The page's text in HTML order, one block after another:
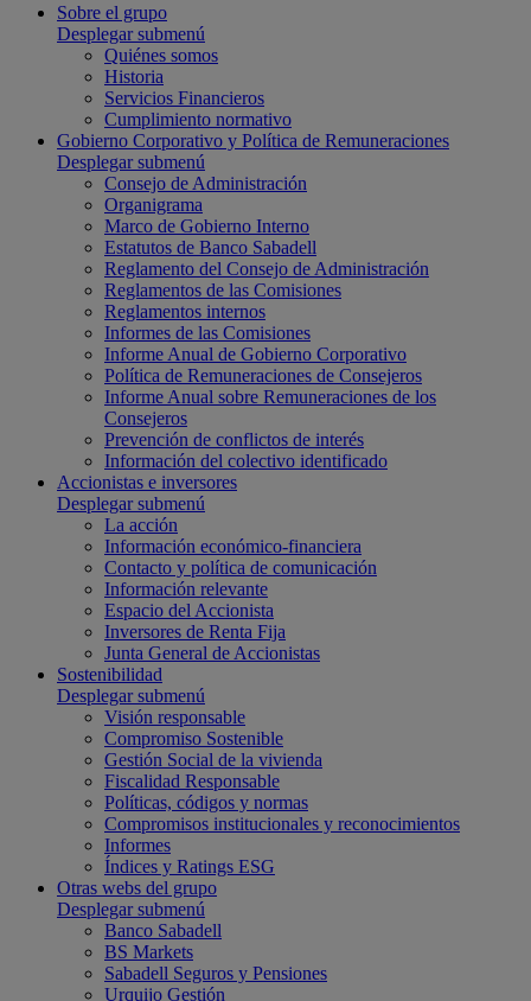
Sobre el grupo
Desplegar submenú
Quiénes somos
Historia
Servicios Financieros
Cumplimiento normativo
Gobierno Corporativo y Política de Remuneraciones
Desplegar submenú
Consejo de Administración
Organigrama
Marco de Gobierno Interno
Estatutos de Banco Sabadell
Reglamento del Consejo de Administración
Reglamentos de las Comisiones
Reglamentos internos
Informes de las Comisiones
Informe Anual de Gobierno Corporativo
Política de Remuneraciones de Consejeros
Informe Anual sobre Remuneraciones de los
Consejeros
Prevención de conflictos de interés
Información del colectivo identificado
Accionistas e inversores
Desplegar submenú
La acción
Información económico-financiera
Contacto y política de comunicación
Información relevante
Espacio del Accionista
Inversores de Renta Fija
Junta General de Accionistas
Sostenibilidad
Desplegar submenú
Visión responsable
Compromiso Sostenible
Gestión Social de la vivienda
Fiscalidad Responsable
Políticas, códigos y normas
Compromisos institucionales y reconocimientos
Informes
Índices y Ratings ESG
Otras webs del grupo
Desplegar submenú
Banco Sabadell
BS Markets
Sabadell Seguros y Pensiones
Urquijo Gestión